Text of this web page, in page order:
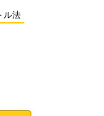
ル法